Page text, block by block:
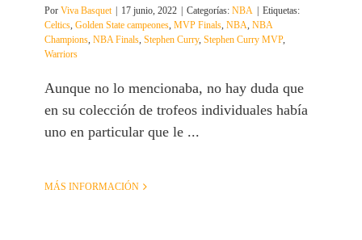
Por Viva Basquet | 17 junio, 2022 | Categorías: NBA | Etiquetas:
Celtics Golden State campeones MVP Finals NBA NBA
Champions NBA Finals Stephen Curry, Stephen Curry MVP,
Warriors
Aunque no lo mencionaba, no hay duda que
en su colección de trofeos individuales había
uno en particular que le ...
MÁS INFORMACIÓN